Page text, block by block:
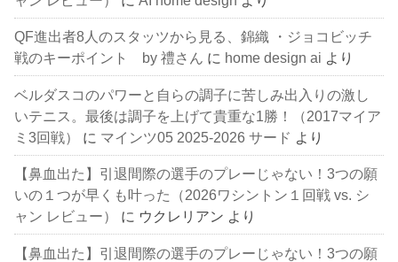
QF進出者8人のスタッツから見る、錦織 ・ジョコビッチ
戦のキーポイント by 禮さん に home design ai より
ベルダスコのパワーと自らの調子に苦しみ出入りの激し
いテニス。最後は調子を上げて貴重な1勝！（2017マイア
ミ3回戦）
に マインツ05 2025-2026 サード より
【鼻血出た】引退間際の選手のプレーじゃない！3つの願
いの１つが早くも叶った（2026ワシントン１回戦 vs. シ
ャン レビュー）
に ウクレリアン より
【鼻血出た】引退間際の選手のプレーじゃない！3つの願